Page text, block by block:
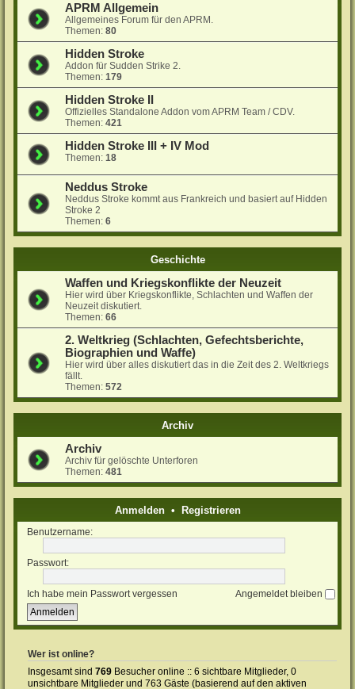
APRM Allgemein
Allgemeines Forum für den APRM.
Themen:80
Hidden Stroke
Addon für Sudden Strike 2.
Themen:179
Hidden Stroke II
Offizielles Standalone Addon vom APRM Team / CDV.
Themen:421
Hidden Stroke III + IV Mod
Themen:18
Neddus Stroke
Neddus Stroke kommt aus Frankreich und basiert auf Hidden
Stroke 2
Themen:6
Geschichte
Waffen und Kriegskonflikte der Neuzeit
Hier wird über Kriegskonflikte, Schlachten und Waffen der
Neuzeit diskutiert.
Themen:66
2. Weltkrieg (Schlachten, Gefechtsberichte,
Biographien und Waffe)
Hier wird über alles diskutiert das in die Zeit des 2. Weltkriegs
fällt.
Themen:572
Archiv
Archiv
Archiv für gelöschte Unterforen
Themen:481
Anmelden• Registrieren
Benutzername:
Passwort:
Ich habe mein Passwort vergessen Angemeldet bleiben
Wer ist online?
Insgesamt sind769 Besucher online :: 6 sichtbare Mitglieder, 0
unsichtbare Mitglieder und 763 Gäste (basierend auf den aktiven